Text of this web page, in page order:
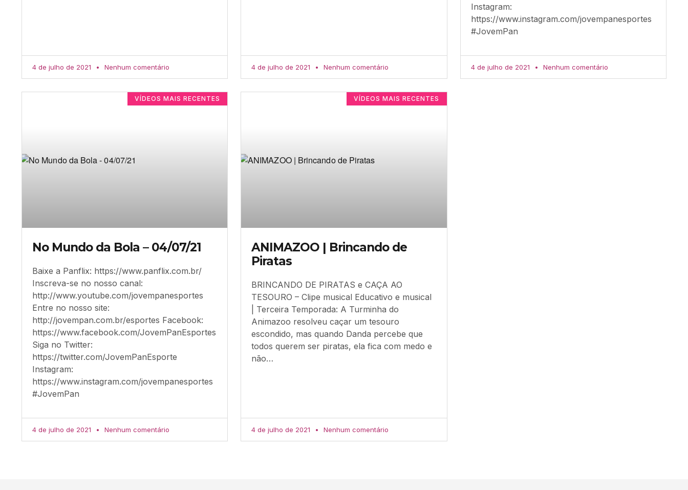
4 de julho de 2021 Nenhum comentário 4 de julho de 2021 Nenhum comentário
Instagram:
https://www.instagram.com/jovempanesportes
#JovemPan
4 de julho de 2021 Nenhum comentário
VÍDEOS MAIS RECENTES
No Mundo da Bola – 04/07/21
Baixe a Panflix: https://www.panflix.com.br/
Inscreva-se no nosso canal:
http://www.youtube.com/jovempanesportes
Entre no nosso site:
http://jovempan.com.br/esportes Facebook:
https://www.facebook.com/JovemPanEsportes
Siga no Twitter:
https://twitter.com/JovemPanEsporte
Instagram:
https://www.instagram.com/jovempanesportes
#JovemPan
4 de julho de 2021 Nenhum comentário
VÍDEOS MAIS RECENTES
ANIMAZOO | Brincando de
Piratas
BRINCANDO DE PIRATAS e CAÇA AO
TESOURO – Clipe musical Educativo e musical
| Terceira Temporada: A Turminha do
Animazoo resolveu caçar um tesouro
escondido, mas quando Danda percebe que
todos querem ser piratas, ela fica com medo e
não…
4 de julho de 2021 Nenhum comentário